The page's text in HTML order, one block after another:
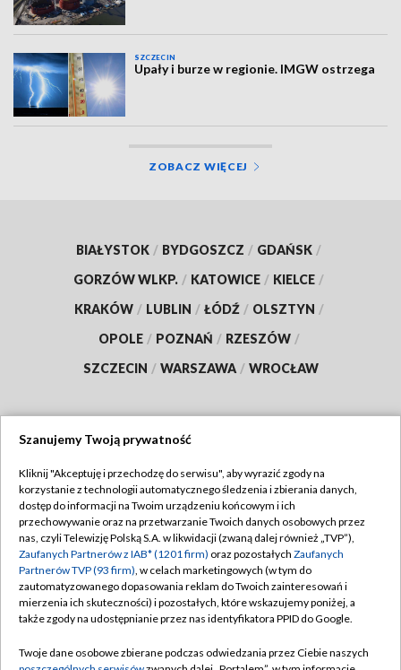
SZCZECIN
Upały i burze w regionie. IMGW ostrzega
ZOBACZ WIĘCEJ
BIAŁYSTOK / BYDGOSZCZ / GDAŃSK /
GORZÓW WLKP. / KATOWICE / KIELCE /
KRAKÓW / LUBLIN / ŁÓDŹ / OLSZTYN /
OPOLE / POZNAŃ / RZESZÓW /
SZCZECIN / WARSZAWA / WROCŁAW
TVP
Abonament TVP
Emisja w TVP
Centrum informacji TVP
Naziemna Telewizja Cyfrowa
Rada Programowa
Regulamin TVP
Polityka prywatności
Moje zgody
Pomoc
Szanujemy Twoją prywatność
Kliknij "Akceptuję i przechodzę do serwisu", aby wyrazić zgody na
korzystanie z technologii automatycznego śledzenia i zbierania danych,
dostęp do informacji na Twoim urządzeniu końcowym i ich
przechowywanie oraz na przetwarzanie Twoich danych osobowych przez
nas, czyli Telewizję Polską S.A. w likwidacji (zwaną dalej również „TVP”),
Zaufanych Partnerów z IAB* (1201 firm) oraz pozostałych Zaufanych
Partnerów TVP (93 firm), w celach marketingowych (w tym do
zautomatyzowanego dopasowania reklam do Twoich zainteresowań i
mierzenia ich skuteczności) i pozostałych, które wskazujemy poniżej, a
także zgody na udostępnianie przez nas identyfikatora PPID do Google.
Twoje dane osobowe zbierane podczas odwiedzania przez Ciebie naszych